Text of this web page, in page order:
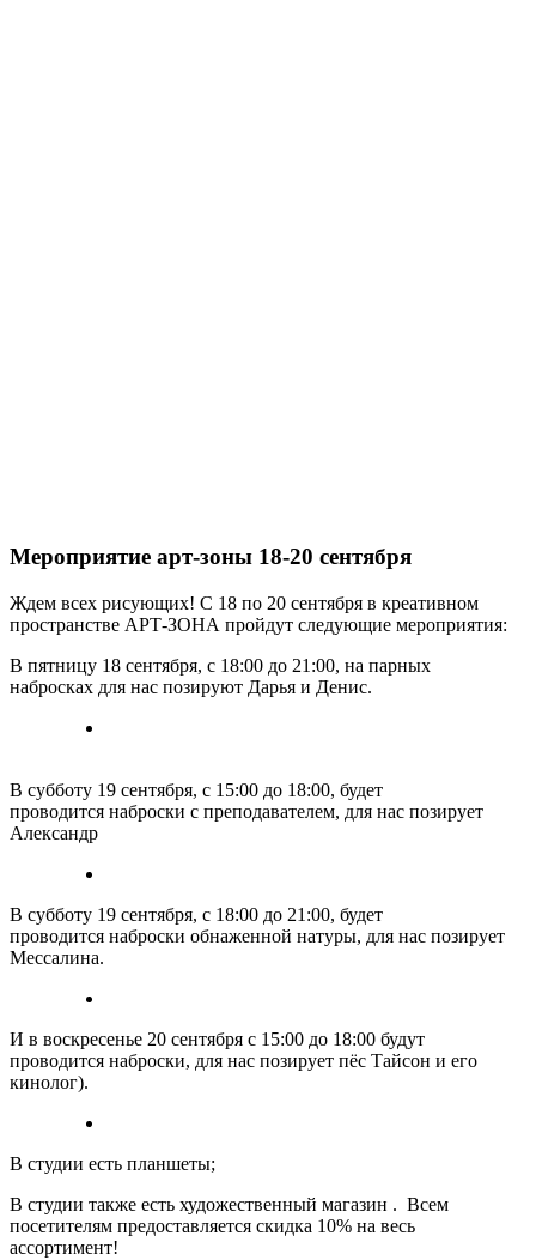
Мероприятие арт-зоны 18-20 сентября
Ждем всех рисующих! С 18 по 20 сентября в креативном
пространстве АРТ-ЗОНА пройдут следующие мероприятия:
В пятницу 18 сентября, с 18:00 до 21:00, на парных
набросках для нас позируют Дарья и Денис.
В субботу 19 сентября, с 15:00 до 18:00, будет
проводится наброски с преподавателем, для нас позирует
Александр
В субботу 19 сентября, с 18:00 до 21:00, будет
проводится наброски обнаженной натуры, для нас позирует
Мессалина.
И в воскресенье 20 сентября с 15:00 до 18:00 будут
проводится наброски, для нас позирует пёс Тайсон и его
кинолог).
В студии есть планшеты;
В студии также есть художественный магазин . Всем
посетителям предоставляется скидка 10% на весь
ассортимент!